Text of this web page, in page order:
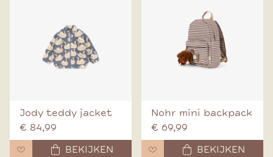
Jody teddy jacket
€ 84,99
BEKIJKEN
Nohr mini backpack
€ 69,99
BEKIJKEN